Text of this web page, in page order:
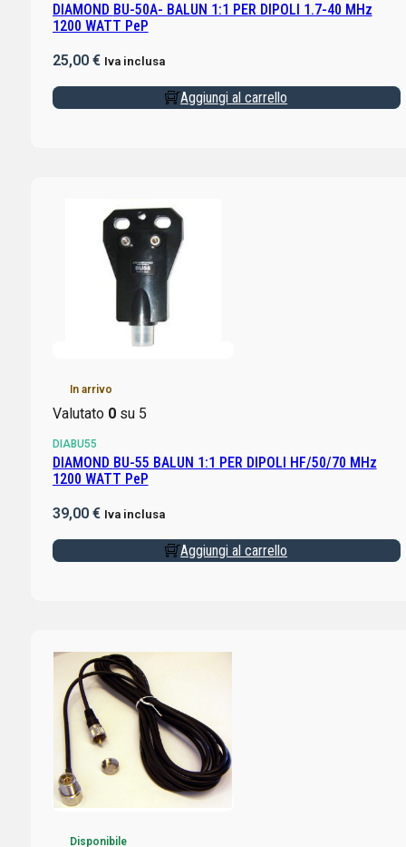
DIAMOND BU-50A- BALUN 1:1 PER DIPOLI 1.7-40 MHz
1200 WATT PeP
25,00 € Iva inclusa
Aggiungi al carrello
In arrivo
Valutato 0su 5
DIABU55
DIAMOND BU-55 BALUN 1:1 PER DIPOLI HF/50/70 MHz
1200 WATT PeP
39,00 € Iva inclusa
Aggiungi al carrello
Disponibile